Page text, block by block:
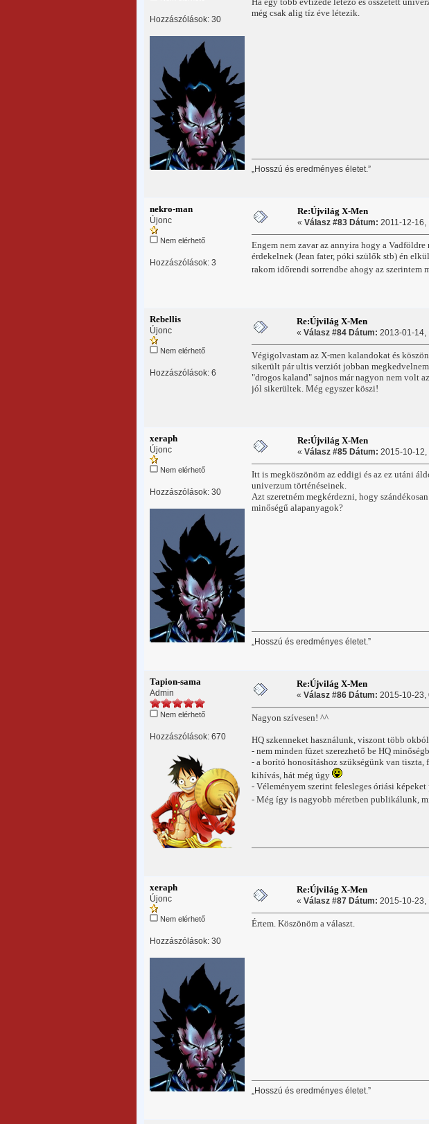
Hozzászólások: 30
még csak alig tíz éve létezik.
„Hosszú és eredményes életet.”
nekro-man
Újonc
Nem elérhető
Hozzászólások: 3
Re:Újvilág X-Men
« Válasz #83 Dátum: 2011-12-16,
Engem nem zavar az annyira hogy a
érdekelnek (Jean fater, póki szülők stb) én
rakom időrendi sorrendbe ahogy az
Rebellis
Újonc
Nem elérhető
Hozzászólások: 6
Re:Újvilág X-Men
« Válasz #84 Dátum: 2013-01-14,
Végigolvastam az X-men kalandokat és
sikerült pár ultis verziót jobban
"drogos kaland" sajnos már nagyon nem volt
jól sikerültek. Még egyszer köszi!
xeraph
Újonc
Nem elérhető
Hozzászólások: 30
Re:Újvilág X-Men
« Válasz #85 Dátum: 2015-10-12,
Itt is megköszönöm az eddigi és az ez utáni
univerzum történéseinek.
Azt szeretném megkérdezni, hogy
minőségű alapanyagok?
„Hosszú és eredményes életet.”
Tapion-sama
Admin
Nem elérhető
Hozzászólások: 670
Re:Újvilág X-Men
« Válasz #86 Dátum: 2015-10-23,
Nagyon szívesen! ^^
HQ szkenneket használunk, viszont több
- nem minden füzet szerezhető be HQ
- a borító honosításhoz szükségünk van
kihívás, hát még úgy
- Véleményem szerint felesleges óriási
- Még így is nagyobb méretben publikálunk,
xeraph
Újonc
Nem elérhető
Hozzászólások: 30
Re:Újvilág X-Men
« Válasz #87 Dátum: 2015-10-23,
Értem. Köszönöm a választ.
„Hosszú és eredményes életet.”